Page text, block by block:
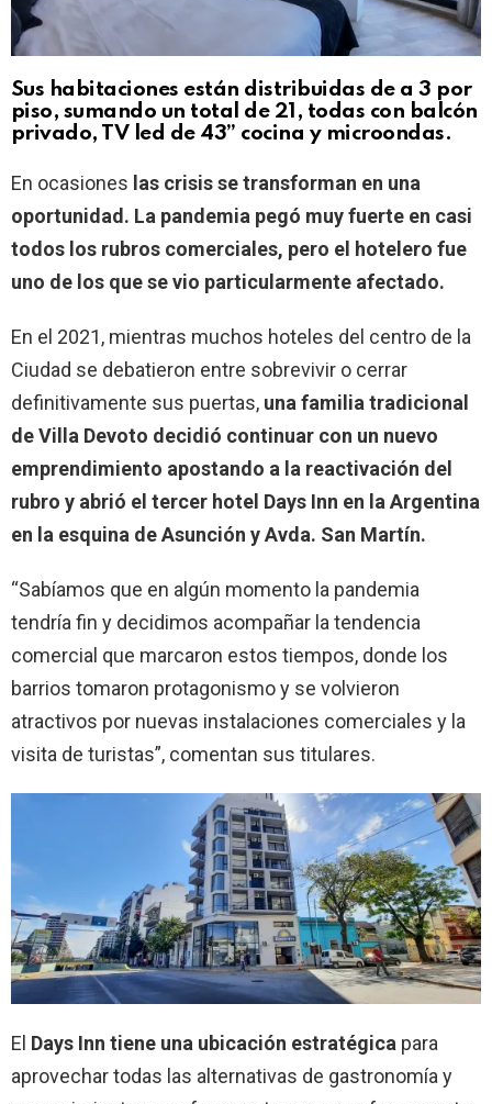
Sus habitaciones están distribuidas de a 3 por
piso, sumando un total de 21, todas con balcón
privado, TV led de 43” cocina y microondas.
En ocasiones las crisis se transforman en una
oportunidad. La pandemia pegó muy fuerte en casi
todos los rubros comerciales, pero el hotelero fue
uno de los que se vio particularmente afectado.
En el 2021, mientras muchos hoteles del centro de la
Ciudad se debatieron entre sobrevivir o cerrar
definitivamente sus puertas, una familia tradicional
de Villa Devoto decidió continuar con un nuevo
emprendimiento apostando a la reactivación del
rubro y abrió el tercer hotel Days Inn en la Argentina
en la esquina de Asunción y Avda. San Martín.
“Sabíamos que en algún momento la pandemia
tendría fin y decidimos acompañar la tendencia
comercial que marcaron estos tiempos, donde los
barrios tomaron protagonismo y se volvieron
atractivos por nuevas instalaciones comerciales y la
visita de turistas”, comentan sus titulares.
El Days Inn tiene una ubicación estratégica para
aprovechar todas las alternativas de gastronomía y